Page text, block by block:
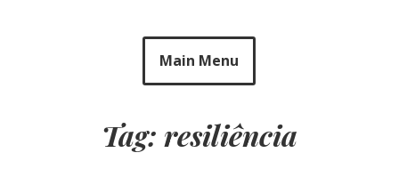
Main Menu
Tag: resiliência